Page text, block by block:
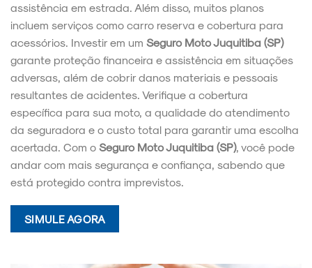
assistência em estrada. Além disso, muitos planos
incluem serviços como carro reserva e cobertura para
acessórios. Investir em um Seguro Moto Juquitiba (SP)
garante proteção financeira e assistência em situações
adversas, além de cobrir danos materiais e pessoais
resultantes de acidentes. Verifique a cobertura
específica para sua moto, a qualidade do atendimento
da seguradora e o custo total para garantir uma escolha
acertada. Com o Seguro Moto Juquitiba (SP), você pode
andar com mais segurança e confiança, sabendo que
está protegido contra imprevistos.
SIMULE AGORA